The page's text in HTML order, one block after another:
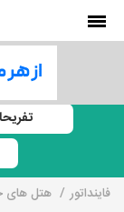
فاینداتور هتل های